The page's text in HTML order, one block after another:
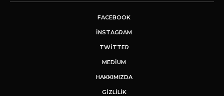
FACEBOOK
INSTAGRAM
TWITTER
MEDIUM
HAKKIMIZDA
GİZLİLİK